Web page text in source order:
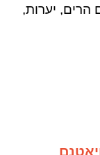
הרים, יערות,